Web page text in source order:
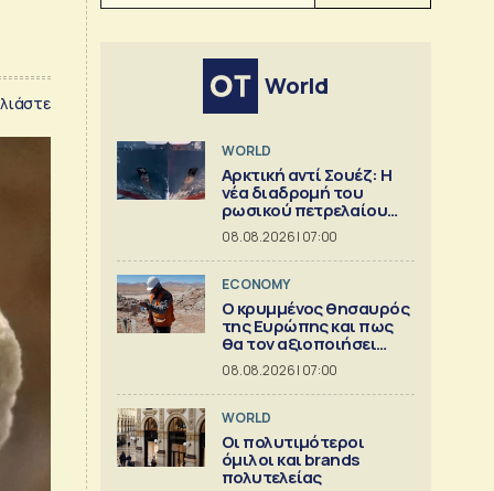
World
WORLD
Αρκτική αντί Σουέζ: Η
νέα διαδρομή του
ρωσικού πετρελαίου
[Γράφημα]
08.08.2026 | 07:00
ECONOMY
Ο κρυμμένος θησαυρός
της Ευρώπης και πως
θα τον αξιοποιήσει
[γράφημα]
08.08.2026 | 07:00
WORLD
Οι πολυτιμότεροι
όμιλοι και brands
πολυτελείας